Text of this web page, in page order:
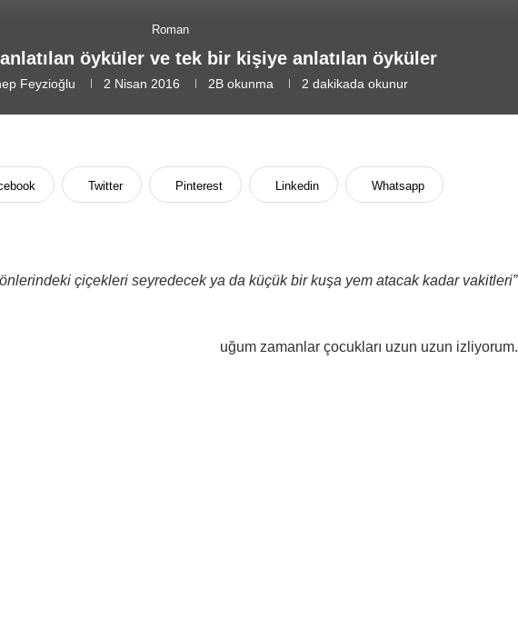
Roman
öyküler ve tek bir kişiye anlatılan öyküler
Feyzioğlu 2 Nisan 2016 2Bokunma 2 dakikada okunur
Twitter Pinterest Linkedin Whatsapp
çiçekleri seyredecek ya da küçük bir kuşa yem atacak kadar vakitleri”
uğum zamanlar çocukları uzun uzun izliyorum.